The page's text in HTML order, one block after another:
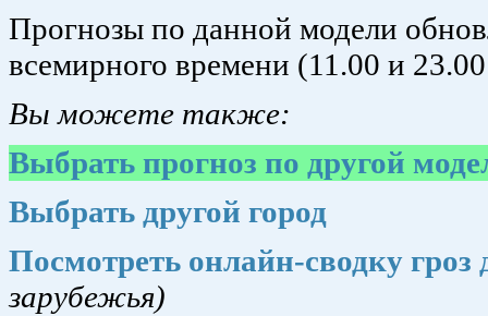
Прогнозы по данной модели
всемирного времени (11.00 и
Вы можете также:
Выбрать прогноз по другой
Выбрать другой город
Посмотреть онлайн-сводку
зарубежья)